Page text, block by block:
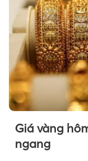
Giá vàng
ngang